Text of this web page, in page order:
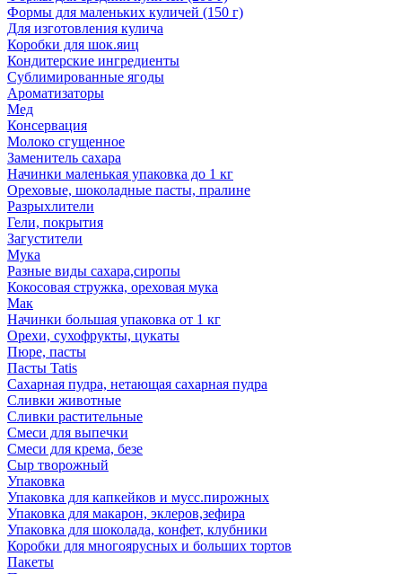
Формы для маленьких куличей (150 г)
Для изготовления кулича
Коробки для шок.яиц
Кондитерские ингредиенты
Сублимированные ягоды
Ароматизаторы
Мед
Консервация
Молоко сгущенное
Заменитель сахара
Начинки маленькая упаковка до 1 кг
Ореховые, шоколадные пасты, пралине
Разрыхлители
Гели, покрытия
Загустители
Мука
Разные виды сахара,сиропы
Кокосовая стружка, ореховая мука
Мак
Начинки большая упаковка от 1 кг
Орехи, сухофрукты, цукаты
Пюре, пасты
Пасты Tatis
Сахарная пудра, нетающая сахарная пудра
Сливки животные
Сливки растительные
Смеси для выпечки
Смеси для крема, безе
Сыр творожный
Упаковка
Упаковка для капкейков и мусс.пирожных
Упаковка для макарон, эклеров,зефира
Упаковка для шоколада, конфет, клубники
Коробки для многоярусных и больших тортов
Пакеты